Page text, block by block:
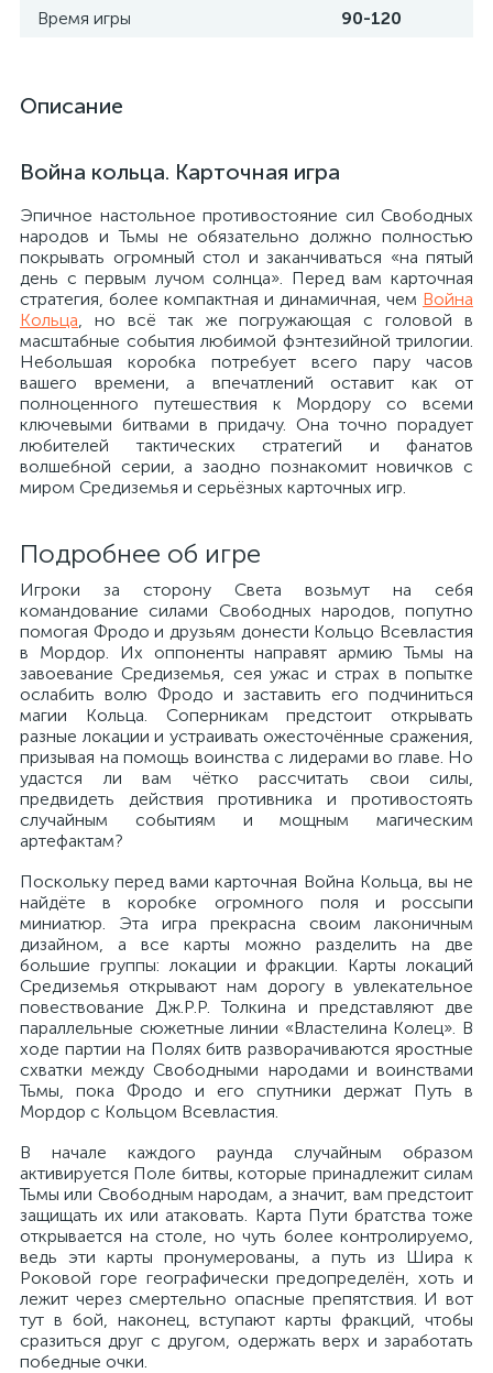
Время игры
90-120
Описание
Война кольца. Карточная игра
Эпичное настольное противостояние сил Свободных
народов и Тьмы не обязательно должно полностью
покрывать огромный стол и заканчиваться «на пятый
день с первым лучом солнца». Перед вам карточная
стратегия, более компактная и динамичная, чем Война
Кольца, но всё так же погружающая с головой в
масштабные события любимой фэнтезийной трилогии.
Небольшая коробка потребует всего пару часов
вашего времени, а впечатлений оставит как от
полноценного путешествия к Мордору со всеми
ключевыми битвами в придачу. Она точно порадует
любителей тактических стратегий и фанатов
волшебной серии, а заодно познакомит новичков с
миром Средиземья и серьёзных карточных игр.
Подробнее об игре
Игроки за сторону Света возьмут на себя
командование силами Свободных народов, попутно
помогая Фродо и друзьям донести Кольцо Всевластия
в Мордор. Их оппоненты направят армию Тьмы на
завоевание Средиземья, сея ужас и страх в попытке
ослабить волю Фродо и заставить его подчиниться
магии Кольца. Соперникам предстоит открывать
разные локации и устраивать ожесточённые сражения,
призывая на помощь воинства с лидерами во главе. Но
удастся ли вам чётко рассчитать свои силы,
предвидеть действия противника и противостоять
случайным событиям и мощным магическим
артефактам?
Поскольку перед вами карточная Война Кольца, вы не
найдёте в коробке огромного поля и россыпи
миниатюр. Эта игра прекрасна своим лаконичным
дизайном, а все карты можно разделить на две
большие группы: локации и фракции. Карты локаций
Средиземья открывают нам дорогу в увлекательное
повествование Дж.Р.Р. Толкина и представляют две
параллельные сюжетные линии «Властелина Колец». В
ходе партии на Полях битв разворачиваются яростные
схватки между Свободными народами и воинствами
Тьмы, пока Фродо и его спутники держат Путь в
Мордор с Кольцом Всевластия.
В начале каждого раунда случайным образом
активируется Поле битвы, которые принадлежит силам
Тьмы или Свободным народам, а значит, вам предстоит
защищать их или атаковать. Карта Пути братства тоже
открывается на столе, но чуть более контролируемо,
ведь эти карты пронумерованы, а путь из Шира к
Роковой горе географически предопределён, хоть и
лежит через смертельно опасные препятствия. И вот
тут в бой, наконец, вступают карты фракций, чтобы
сразиться друг с другом, одержать верх и заработать
победные очки.